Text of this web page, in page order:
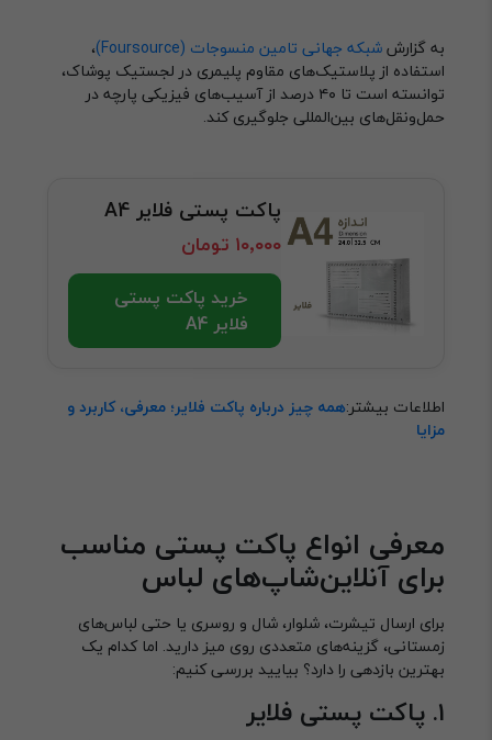
به گزارششبکه جهانی تامین منسوجات (Foursource)
،
استفاده از پلاستیک‌های مقاوم پلیمری در لجستیک پوشاک،
توانسته است تا ۴۰ درصد از آسیب‌های فیزیکی پارچه در
حمل‌ونقل‌های بین‌المللی جلوگیری کند.
پاکت پستی فلایر A4
۱۰٬۰۰۰ تومان
خرید پاکت پستی
فلایر A4
اطلاعات بیشتر:همه چیز درباره پاکت فلایر؛ معرفی، کاربرد و
مزایا
معرفی انواع پاکت پستی مناسب
برای آنلاین‌شاپ‌های لباس
برای ارسال تیشرت، شلوار، شال و روسری یا حتی لباس‌های
زمستانی، گزینه‌های متعددی روی میز دارید. اما کدام یک
بهترین بازدهی را دارد؟ بیایید بررسی کنیم:
۱. پاکت پستی فلایر